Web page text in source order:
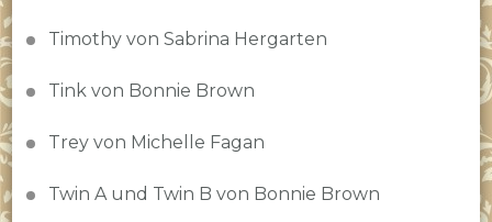
Timothy von Sabrina Hergarten
Tink von Bonnie Brown
Trey von Michelle Fagan
Twin A und Twin B von Bonnie Brown